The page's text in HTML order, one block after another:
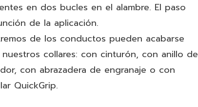
en dos bucles en el alambre. El paso
de la aplicación.
de los conductos pueden acabarse
collares: con cinturón, con anillo de
con abrazadera de engranaje o con
QuickGrip.